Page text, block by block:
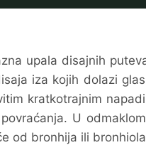
upala disajnih
iza kojih dolazi
kratkotrajnim
U
od bronhija ili